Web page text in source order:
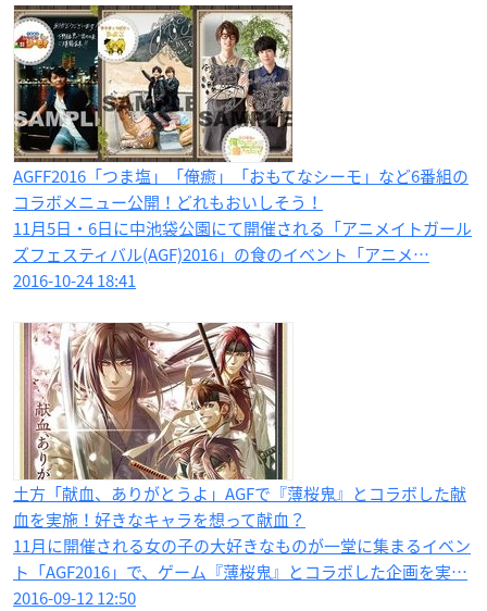
AGFF2016「つま塩」「俺癒」「おもてなシーモ」など6番組の
コラボメニュー公開！どれもおいしそう！
11月5日・6日に中池袋公園にて開催される「アニメイトガール
ズフェスティバル(AGF)2016」の食のイベント「アニメ…
2016-10-24 18:41
土方「献血、ありがとうよ」AGFで『薄桜鬼』とコラボした献
血を実施！好きなキャラを想って献血？
11月に開催される女の子の大好きなものが一堂に集まるイベン
ト「AGF2016」で、ゲーム『薄桜鬼』とコラボした企画を実…
2016-09-12 12:50